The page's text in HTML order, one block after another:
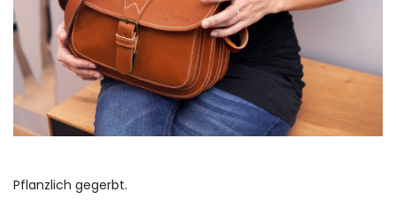
Pflanzlich gegerbt.